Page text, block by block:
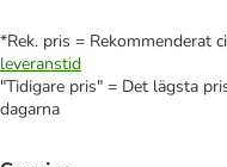
*Rek. pris = Rekommenderat
leveranstid
"Tidigare pris" = Det lägsta
dagarna